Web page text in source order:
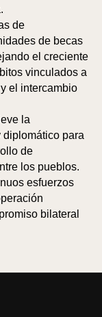
de
de becas
el creciente
vinculados a
el intercambio
la
para
de
los pueblos.
esfuerzos
bilateral